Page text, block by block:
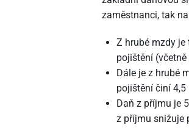
zaměstnanci, tak
Z hrubé mzdy
pojištění
Dále je z hrubé
pojištění činí 4,5
Daň z příjmu je
z příjmu snižuje